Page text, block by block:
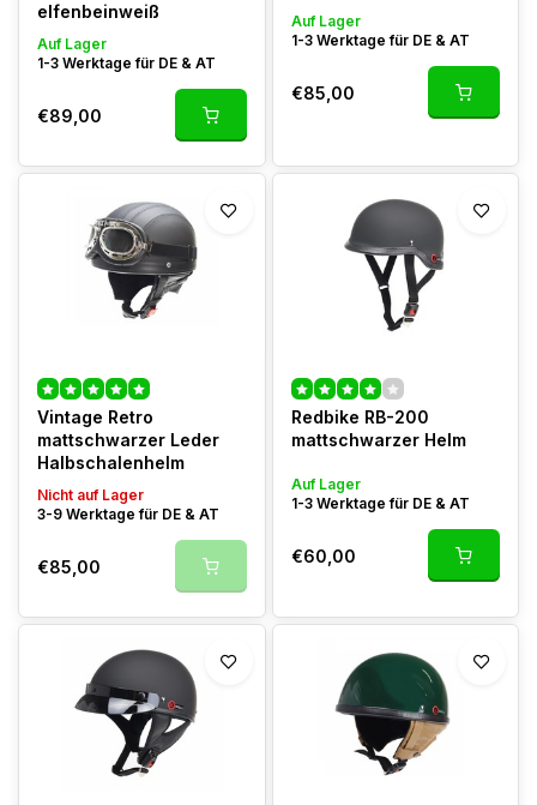
elfenbeinweiß
Auf Lager
1-3 Werktage für DE & AT
€89,00
Auf Lager
1-3 Werktage für DE & AT
€85,00
Vintage Retro
mattschwarzer Leder
Halbschalenhelm
Nicht auf Lager
3-9 Werktage für DE & AT
€85,00
Redbike RB-200
mattschwarzer Helm
Auf Lager
1-3 Werktage für DE & AT
€60,00